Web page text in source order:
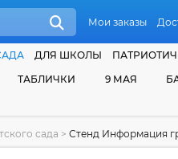
Мои заказы
ДЛЯ ШКОЛЫ
ТАБЛИЧКИ 9 МАЯ
сада > Стенд Информация